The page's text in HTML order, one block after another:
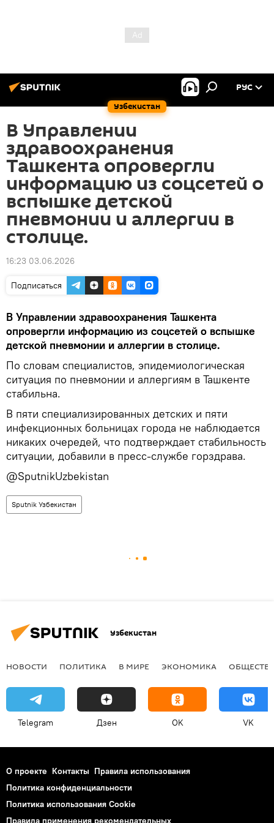
Узбекистан
РУС
В Управлении
здравоохранения
Ташкента опровергли
информацию из соцсетей о
вспышке детской
пневмонии и аллергии в
столице.
16:23 03.06.2026
Подписаться
В Управлении здравоохранения Ташкента
опровергли информацию из соцсетей о вспышке
детской пневмонии и аллергии в столице.
По словам специалистов, эпидемиологическая
ситуация по пневмонии и аллергиям в Ташкенте
стабильна.
В пяти специализированных детских и пяти
инфекционных больницах города не наблюдается
никаких очередей, что подтверждает стабильность
ситуации, добавили в пресс-службе горздрава.
@SputnikUzbekistan
Sputnik Узбекистан
Узбекистан
НОВОСТИ ПОЛИТИКА В МИРЕ ЭКОНОМИКА
Telegram Дзен OK VK
О проекте Контакты Правила использования
Политика конфиденциальности
Политика использования Cookie
Правила применения рекомендательных